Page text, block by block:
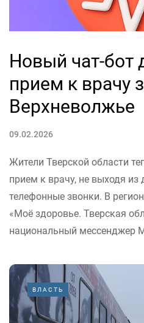
Новый чат-бот
прием к врачу
Верхневолжье
09.02.2026
Жители Тверской области
прием к врачу, не выходя
телефонные звонки. В
«Моё здоровье. Тверская
национальный мессенджер
ВЛАСТЬ